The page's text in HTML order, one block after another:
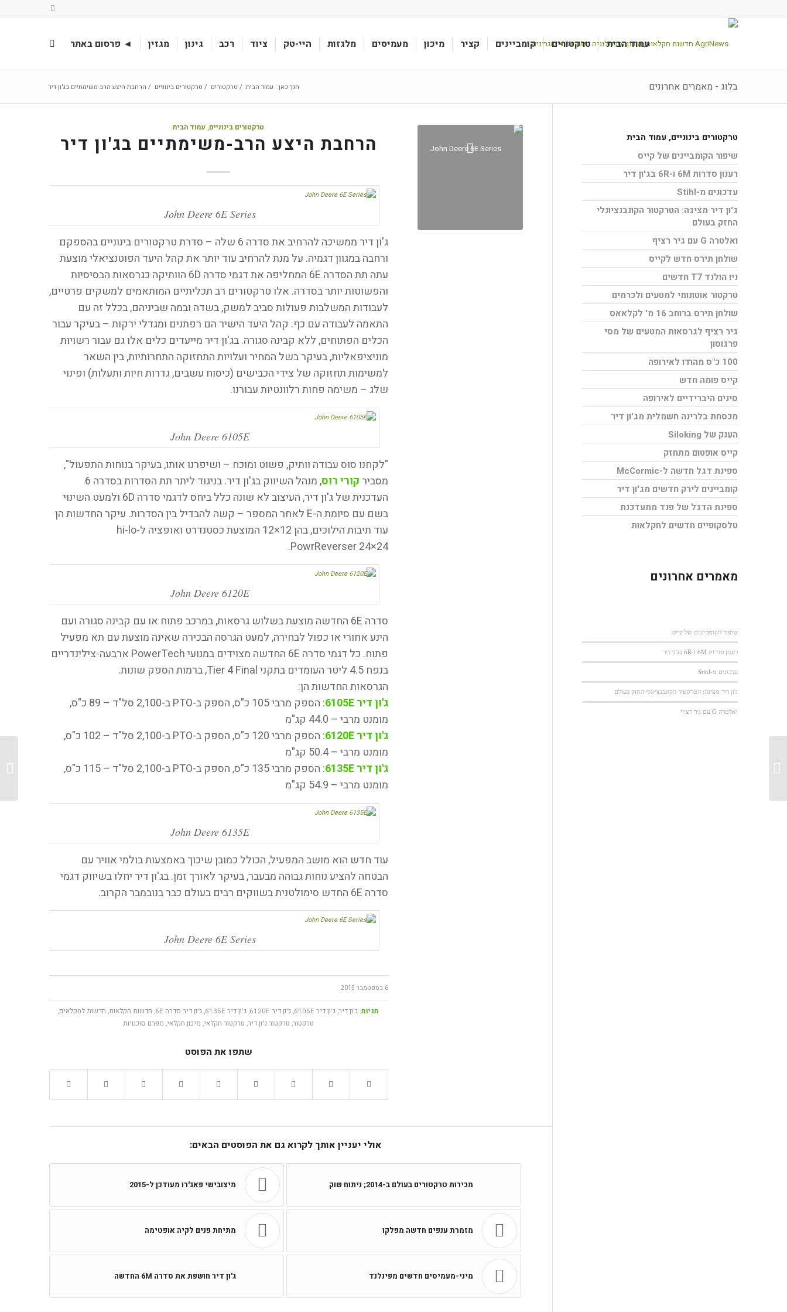
עמוד הבית טרקטורים קומביינים קציר מיכון מעמיסים מלגזות היי-טק ציוד רכב גינון מגזין ◄ פרסום באתר
בלוג - מאמרים אחרונים הנך כאן: עמוד הבית / טרקטורים / טרקטורים בינוניים / הרחבת היצע הרב-משימתיים בג'ון דיר
טרקטורים בינוניים, עמוד הבית
הרחבת היצע הרב-משימתיים בג'ון דיר
John Deere 6E Series
ג'ון דיר ממשיכה להרחיב את סדרה 6 שלה – סדרת טרקטורים בינוניים בהספקם
ורחבה במגוון דגמיה. על מנת להרחיב עוד יותר את קהל היעד הפוטנציאלי מוצעת
עתה תת הסדרה 6E המחליפה את דגמי סדרה 6D הוותיקה כגרסאות הבסיסיות
והפשוטות יותר בסדרה. אלו טרקטורים רב תכליתיים המותאמים למשקים פרטיים,
לעבודות המשלבות פעולות סביב למשק, בשדה ובמה שביניהם, בכלל זה עם
התאמה לעבודה עם כף. קהל היעד הישיר הם רפתנים ומגדלי ירקות – בעיקר עבור
הכלים הפתוחים, ללא קבינה סגורה. בג'ון דיר מייעדים כלים אלו גם עבור רשויות
מוניציפאליות, בעיקר בשל המחיר ועלויות התחזוקה התחרותיות, בין השאר
למשימות תחזוקה של צידי הכבישים (כיסוח עשבים, גדרות חיות ותעלות) ופינוי
שלג – משימה פחות רלוונטיות עבורנו.
John Deere 6105E
"לקחנו סוס עבודה וותיק, פשוט ומוכח – ושיפרנו אותו, בעיקר בנוחות התפעול",
מסבירקורי רוס
, מנהל השיווק בג'ון דיר. בניגוד ליתר תת הסדרות בסדרה 6
העדכנית של ג'ון דיר, העיצוב לא שונה כלל ביחס לדגמי סדרה 6D ולמעט השינוי
בשם עם סיומת ה-E לאחר המספר – קשה להבדיל בין הסדרות. עיקר החדשות הן
עוד תיבות הילוכים, בהן 12×12 המוצעת כסטנדרט ואופציה ל-hi-lo
PowrReverser 24×24.
John Deere 6120E
סדרה 6E החדשה מוצעת בשלוש גרסאות, במרכב פתוח או עם קבינה סגורה ועם
הינע אחורי או כפול לבחירה, למעט הגרסה הבכירה שאינה מוצעת עם תא מפעיל
פתוח. כל דגמי סדרה 6E החדשה מצוידים במנועי PowerTech ארבעה-צילינדריים
בנפח 4.5 ליטר העומדים בתקני Tier 4 Final, ברמות הספק שונות.
הגרסאות החדשות הן:
ג'ון דיר 6105E
: הספק מרבי 105 כ"ס, הספק ב-PTO ב-2,100 סל"ד – 89 כ"ס,
מומנט מרבי – 44.0 קג"מ
ג'ון דיר 6120E
: הספק מרבי 120 כ"ס, הספק ב-PTO ב-2,100 סל"ד – 102 כ"ס,
מומנט מרבי – 50.4 קג"מ
ג'ון דיר 6135E
: הספק מרבי 135 כ"ס, הספק ב-PTO ב-2,100 סל"ד – 115 כ"ס,
מומנט מרבי – 54.9 קג"מ
John Deere 6135E
עוד חדש הוא מושב המפעיל, הכולל כמובן שיכוך באמצעות בולמי אוויר עם
הבטחה להציע נוחות גבוהה מבעבר, בעיקר לאורך זמן. בג'ון דיר יחלו בשיווק דגמי
סדרה 6E החדש סימולטנית בשווקים רבים בעולם כבר בנובמבר הקרוב.
John Deere 6E Series
6 בספטמבר 2015
תגיות: ג'ון דיר,ג'ון דיר 6105E ,ג'ון דיר 6120E ,ג'ון דיר 6135E ,ג'ון דיר סדרה 6E , חדשות חקלאות, חדשות לחקלאים,
טרקטור, טרקטור ג'ון דיר, טרקטור חקלאי, מיכון חקלאי, מפרם סוכנויות
שתפו את הפוסט
אולי יעניין אותך לקרוא גם את הפוסטים הבאים:
מיצובישי פאג'רו מעודכן ל-2015 מכירות טרקטורים בעולם ב-2014; ניתוח שוק
מתיחת פנים לקיה אופטימה מזמרת ענפים חדשה מפלקו
ג'ון דיר חושפת את סדרה 6M החדשה מיני-מעמיסים חדשים מפינלנד
טרקטורים בינוניים, עמוד הבית
שיפור הקומביינים של קייס
רענון סדרות 6M ו-6R בג'ון דיר
עדכונים מ-Stihl
ג'ון דיר מציגה: הטרקטור הקונבנציונלי
החזק בעולם
ואלטרה G עם גיר רציף
שולחן תירס חדש לקייס
ניו הולנד T7 חדשים
טרקטור אוטונומי למטעים ולכרמים
שולחן תירס ברוחב 16 מ' לקלאאס
גיר רציף לגרסאות המטעים של מסי
פרגוסון
100 כ"ס מהודו לאירופה
קייס פומה חדש
סינים היברידיים לאירופה
מכסחת בלרינה חשמלית מג'ון דיר
הענק של Siloking
קייס אופטום מתחזק
ספינת דגל חדשה ל-McCormic
קומביינים לירק חדשים מג'ון דיר
ספינת הדגל של פנד מתעדכנת
טלסקופיים חדשים לחקלאות
מאמרים אחרונים
שיפור הקומביינים של קייס
רענון סדרות 6M ו-6R בג'ון דיר
עדכונים מ-Stihl
ג'ון דיר מציגה: הטרקטור הקונבנציונלי החזק בעולם
ואלטרה G עם גיר רציף